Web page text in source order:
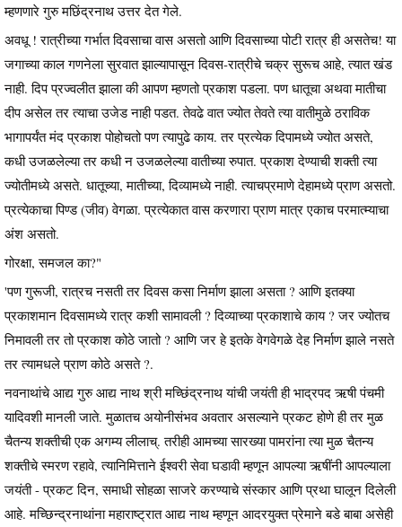
म्हणणारे गुरु मछिंद्रनाथ उत्तर देत गेले.
अवधू ! रात्रीच्या गर्भात दिवसाचा वास असतो आणि दिवसाच्या पोटी रात्र ही असतेच! या
जगाच्या काल गणनेला सुरवात झाल्यापासून दिवस-रात्रीचे चक्र सुरूच आहे, त्यात खंड
नाही. दिप प्रज्वलीत झाला की आपण म्हणतो प्रकाश पडला. पण धातूचा अथवा मातीचा
दीप असेल तर त्याचा उजेड नाही पडत. तेवढे वात ज्योत तेवते त्या वातीमुळे ठराविक
भागापर्यंत मंद प्रकाश पोहोचतो पण त्यापुढे काय. तर प्रत्येक दिपामध्ये ज्योत असते,
कधी उजळलेल्या तर कधी न उजळलेल्या वातीच्या रुपात. प्रकाश देण्याची शक्ती त्या
ज्योतीमध्ये असते. धातूच्या, मातीच्या, दिव्यामध्ये नाही. त्याचप्रमाणे देहामध्ये प्राण असतो.
प्रत्येकाचा पिण्ड (जीव) वेगळा. प्रत्येकात वास करणारा प्राण मात्र एकाच परमात्म्याचा
अंश असतो.
गोरक्षा, समजल का?"
'पण गुरूजी, रात्रच नसती तर दिवस कसा निर्माण झाला असता ? आणि इतक्या
प्रकाशमान दिवसामध्ये रात्र कशी सामावली ? दिव्याच्या प्रकाशाचे काय ? जर ज्योतच
निमावली तर तो प्रकाश कोठे जातो ? आणि जर हे इतके वेगवेगळे देह निर्माण झाले नसते
तर त्यामधले प्राण कोठे असते ?.
नवनाथांचे आद्य गुरु आद्य नाथ श्री मच्छिंद्रनाथ यांची जयंती ही भाद्रपद ऋषी पंचमी
यादिवशी मानली जाते. मुळातच अयोनीसंभव अवतार असल्याने प्रकट होणे ही तर मुळ
चैतन्य शक्तीची एक अगम्य लीलाच्. तरीही आमच्या सारख्या पामरांना त्या मुळ चैतन्य
शक्तीचे स्मरण रहावे, त्यानिमित्ताने ईश्वरी सेवा घडावी म्हणून आपल्या ऋषींनी आपल्याला
जयंती - प्रकट दिन, समाधी सोहळा साजरे करण्याचे संस्कार आणि प्रथा घालून दिलेली
आहे. मच्छिन्द्रनाथांना महाराष्ट्रात आद्य नाथ म्हणून आदरयुक्त प्रेमाने बडे बाबा असेही